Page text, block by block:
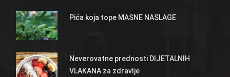
Pića koja tope MASNE NASLAGE
Neverovatne prednosti DIJETALNIH
VLAKANA za zdravlje